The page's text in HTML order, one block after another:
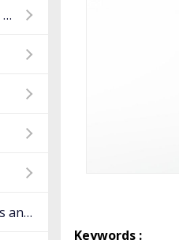
Stainless steel, aluminum molds and utensils
Keywords :